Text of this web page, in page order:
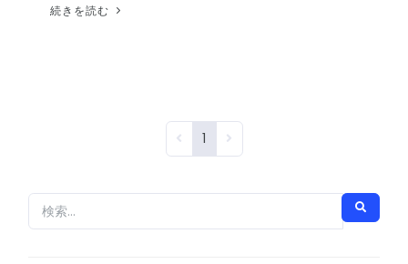
続きを読む
1